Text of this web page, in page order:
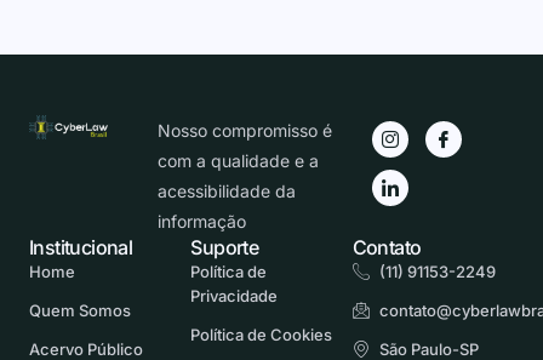
Nosso compromisso é
com a qualidade e a
acessibilidade da
informação
Suporte
Política de
Privacidade
Política de Cookies
Contato
(11) 91153-2249
São Paulo-SP
Institucional
Home
Quem Somos
Acervo Público